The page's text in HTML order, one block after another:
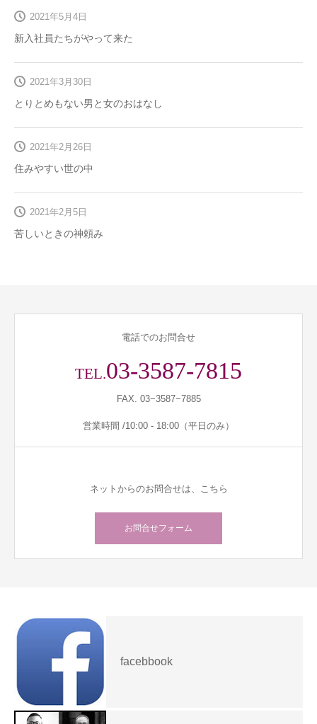
新入社員たちがやって来た
2021年5月4日
とりとめもない男と女のおはなし
2021年3月30日
住みやすい世の中
2021年2月26日
苦しいときの神頼み
2021年2月5日
電話でのお問合せ
TEL.03-3587-7815
FAX. 03−3587−7885
営業時間 /10:00 - 18:00（平日のみ）
ネットからのお問合せは、こちら
お問合せフォーム
facebbook